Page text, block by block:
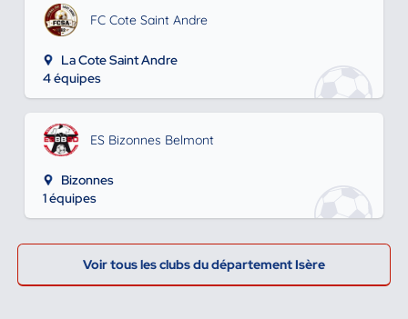
FC Cote Saint Andre
La Cote Saint Andre
4 équipes
ES Bizonnes Belmont
Bizonnes
1 équipes
Voir tous les clubs du département Isère